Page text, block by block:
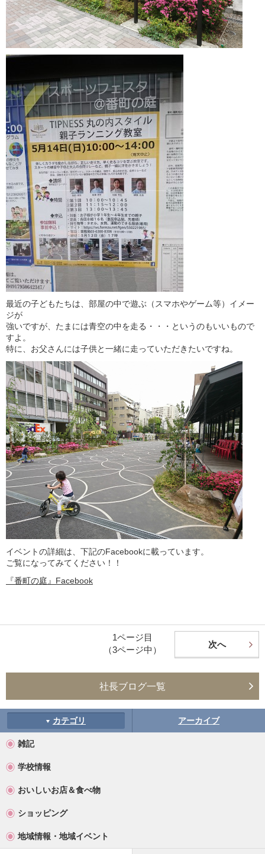
最近の子どもたちは、部屋の中で遊ぶ（スマホやゲーム等）イメー
ジが
強いですが、たまには青空の中を走る・・・というのもいいもので
すよ。
特に、お父さんには子供と一緒に走っていただきたいですね。
イベントの詳細は、下記のFacebookに載っています。
ご覧になってみてください！！
『番町の庭』Facebook
次へ
1ページ目
（3ページ中）
社長ブログ一覧
カテゴリ アーカイブ
雑記
学校情報
おいしいお店＆食べ物
ショッピング
地域情報・地域イベント